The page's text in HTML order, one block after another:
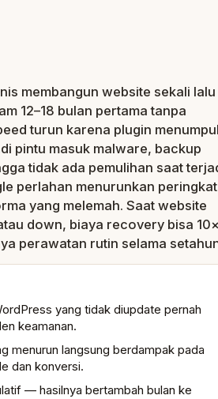
membangun website sekali lalu
12–18 bulan pertama tanpa
turun karena plugin
pintu masuk malware, backup
tidak ada pemulihan saat
perlahan menurunkan peringkat
yang melemah. Saat website
down, biaya recovery bisa
perawatan rutin selama
yang tidak diupdate pernah
keamanan.
menurun langsung berdampak pada
dan konversi.
— hasilnya bertambah bulan ke